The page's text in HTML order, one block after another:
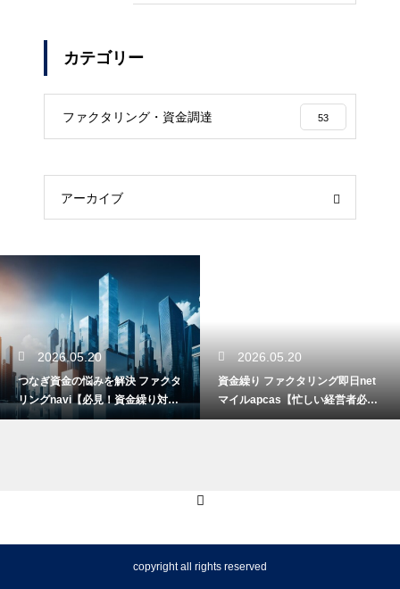
カテゴリー
ファクタリング・資金調達 53
アーカイブ
2026.05.20
つなぎ資金の悩みを解決 ファクタ
リングnavi【必見！資金繰り対
策】
2026.05.20
資金繰り ファクタリング即日net
マイルapcas【忙しい経営者必
見】
copyright all rights reserved